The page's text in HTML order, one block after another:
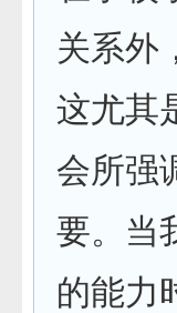
关系外
这尤其
会所强
要。当
的能力